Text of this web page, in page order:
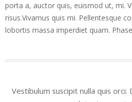
porta a, auctor quis, euismod ut, mi.
risus.Vivamus quis mi. Pellentesque
lobortis massa imperdiet quam.
Vestibulum suscipit nulla quis